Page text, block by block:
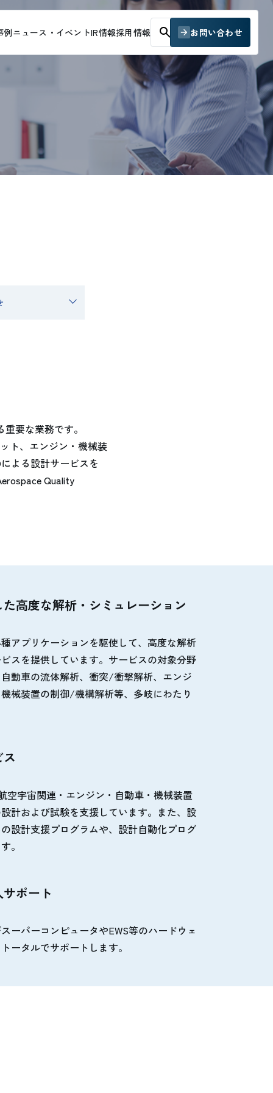
例ニュース・イベントIR情報採用情報 お問い合わせ
要な業務です。
ト、エンジン・機械装
よる設計サービスを
Quality
高度な解析・シミュレーション
アプリケーションを駆使して、高度な解析
スを提供しています。サービスの対象分野
動車の流体解析、衝突/衝撃解析、エンジ
械装置の制御/機構解析等、多岐にわたり
空宇宙関連・エンジン・自動車・機械装置
計および試験を支援しています。また、設
設計支援プログラムや、設計自動化プログ
。
ポート
ーパーコンピュータやEWS等のハードウェ
ータルでサポートします。